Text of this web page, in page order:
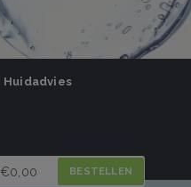
Huidadvies
€0,00 BESTELLEN